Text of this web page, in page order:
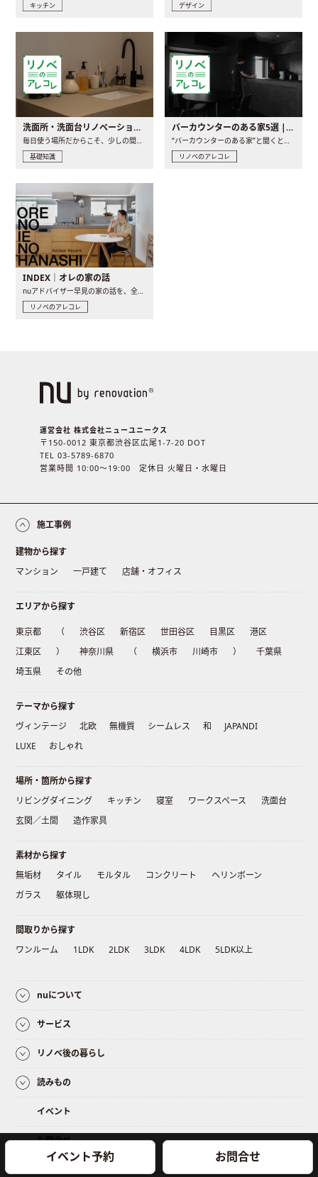
イベント予約 お問合せ
キッチン デザイン
洗面所・洗面台リノベーションの事例と間取りアイデア
基礎知識
バーカウンターのある家5選 | 日常に馴染む“距離の近い”キッチンとは
リノベのアレコレ
INDEX｜オレの家の話
nuアドバイザー早見の家の話を、全4話でお届け。リノベーションを..
リノベのアレコレ
運営会社 株式会社ニューユニークス
〒150-0012 東京都渋谷区広尾1-7-20 DOT
TEL 03-5789-6870
営業時間 10:00〜19:00 定休日 火曜日・水曜日
施工事例
建物から探す
マンション
一戸建て 店舗・オフィス
エリアから探す
東京都 （ 渋谷区 新宿区 世田谷区 目黒区
港区
江東区
） 神奈川県 （ 横浜市 川崎市 ）
千葉県
埼玉県
その他
テーマから探す
ヴィンテージ
北欧 無機質 シームレス 和
JAPANDI
LUXE
おしゃれ
場所・箇所から探す
リビングダイニング
キッチン 寝室 ワークスペース
洗面台
玄関／土間
造作家具
素材から探す
無垢材
タイル モルタル コンクリート
ヘリンボーン
ガラス
躯体現し
間取りから探す
ワンルーム
1LDK 2LDK 3LDK 4LDK 5LDK以上
nuについて
サービス
リノベ後の暮らし
読みもの
イベント
お問合せ